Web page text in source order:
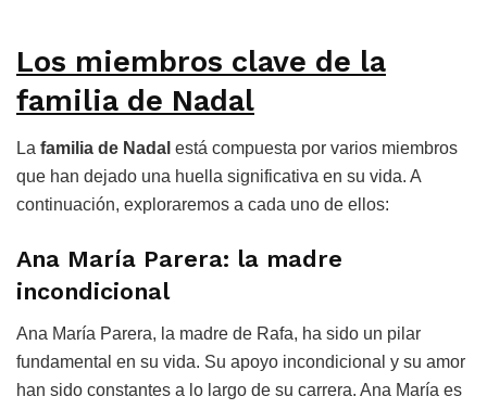
Los miembros clave de la
familia de Nadal
La familia de Nadal está compuesta por varios miembros
que han dejado una huella significativa en su vida. A
continuación, exploraremos a cada uno de ellos:
Ana María Parera: la madre
incondicional
Ana María Parera, la madre de Rafa, ha sido un pilar
fundamental en su vida. Su apoyo incondicional y su amor
han sido constantes a lo largo de su carrera. Ana María es